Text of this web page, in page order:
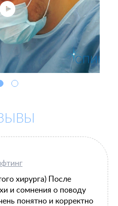
хирурга) После
и сомнения о поводу
понятно и корректно